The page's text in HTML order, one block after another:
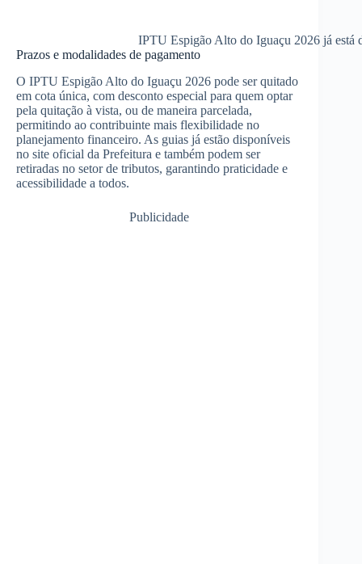
IPTU Espigão Alto do Iguaçu 2026 já está
Prazos e modalidades de pagamento
O IPTU Espigão Alto do Iguaçu 2026 pode ser quitado
em cota única, com desconto especial para quem optar
pela quitação à vista, ou de maneira parcelada,
permitindo ao contribuinte mais flexibilidade no
planejamento financeiro. As guias já estão disponíveis
no site oficial da Prefeitura e também podem ser
retiradas no setor de tributos, garantindo praticidade e
acessibilidade a todos.
Publicidade